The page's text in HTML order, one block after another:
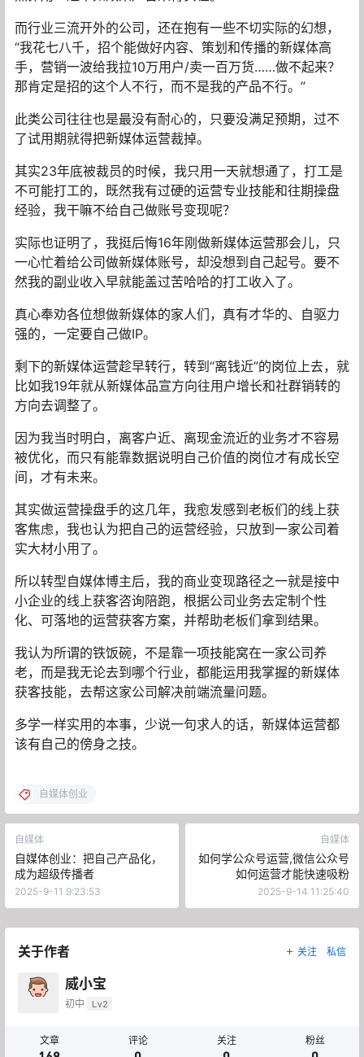
而行业三流开外的公司，还在抱有一些不切实际的幻想，
“我花七八千，招个能做好内容、策划和传播的新媒体高
手，营销一波给我拉10万用户/卖一百万货……做不起来？
那肯定是招的这个人不行，而不是我的产品不行。”
此类公司往往也是最没有耐心的，只要没满足预期，过不
了试用期就得把新媒体运营裁掉。
其实23年底被裁员的时候，我只用一天就想通了，打工是
不可能打工的，既然我有过硬的运营专业技能和往期操盘
经验，我干嘛不给自己做账号变现呢？
实际也证明了，我挺后悔16年刚做新媒体运营那会儿，只
一心忙着给公司做新媒体账号，却没想到自己起号。要不
然我的副业收入早就能盖过苦哈哈的打工收入了。
真心奉劝各位想做新媒体的家人们，真有才华的、自驱力
强的，一定要自己做IP。
剩下的新媒体运营趁早转行，转到“离钱近”的岗位上去，就
比如我19年就从新媒体品宣方向往用户增长和社群销转的
方向去调整了。
因为我当时明白，离客户近、离现金流近的业务才不容易
被优化，而只有能靠数据说明自己价值的岗位才有成长空
间，才有未来。
其实做运营操盘手的这几年，我愈发感到老板们的线上获
客焦虑，我也认为把自己的运营经验，只放到一家公司着
实大材小用了。
所以转型自媒体博主后，我的商业变现路径之一就是接中
小企业的线上获客咨询陪跑，根据公司业务去定制个性
化、可落地的运营获客方案，并帮助老板们拿到结果。
我认为所谓的铁饭碗，不是靠一项技能窝在一家公司养
老，而是我无论去到哪个行业，都能运用我掌握的新媒体
获客技能，去帮这家公司解决前端流量问题。
多学一样实用的本事，少说一句求人的话，新媒体运营都
该有自己的傍身之技。
自媒体创业
自媒体
自媒体创业：把自己产品化，
成为超级传播者
2025-9-11 9:23:53
自媒体
如何学公众号运营,微信公众号
如何运营才能快速吸粉
2025-9-14 11:25:40
关于作者 关注 私信
威小宝
初中 Lv2
文章 评论 关注 粉丝